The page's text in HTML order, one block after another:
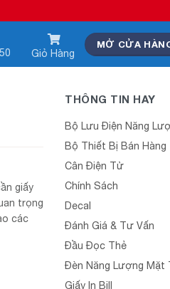
Giỏ Hàng
MỞ CỬA
giấy
trọng
các
THÔNG TIN HAY
Bộ Lưu Điện Năng
Bộ Thiết Bị Bán Hàng
Cân Điện Tử
Chính Sách
Decal
Đánh Giá & Tư Vấn
Đầu Đọc Thẻ
Đèn Năng Lượng Mặt
Giấy In Bill